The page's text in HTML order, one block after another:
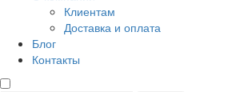
Клиентам
Доставка и оплата
Блог
Контакты